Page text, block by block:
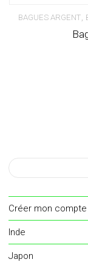
BAGUES ARGENT,
Créer mon compte
Inde
Japon